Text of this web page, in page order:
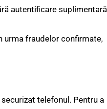
autentificare suplimentară
urma fraudelor confirmate,
telefonul. Pentru a